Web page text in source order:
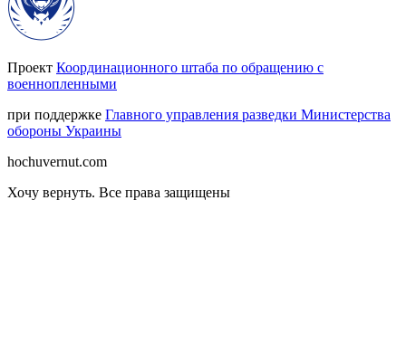
Проект Координационного штаба по обращению с
военнопленными
при поддержке Главного управления разведки Министерства
обороны Украины
hochuvernut.com
Хочу вернуть. Все права защищены